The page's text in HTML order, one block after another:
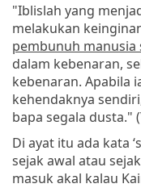
"Iblislah yang
melakukan
pembunuh manusia
dalam kebenaran,
kebenaran. Apabila
kehendaknya
bapa segala dusta."
Di ayat itu ada kata
sejak awal atau
masuk akal kalau